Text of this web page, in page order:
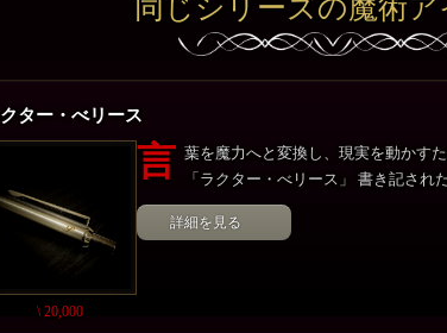
同じシリーズの魔術ア
ター・べリース
\ 20,000
言 葉を魔力へと変換し、現実を動かす
「ラクター・べリース」 書き記され
詳細を見る